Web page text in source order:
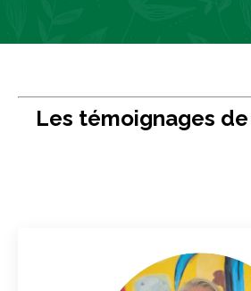
Les témoignages